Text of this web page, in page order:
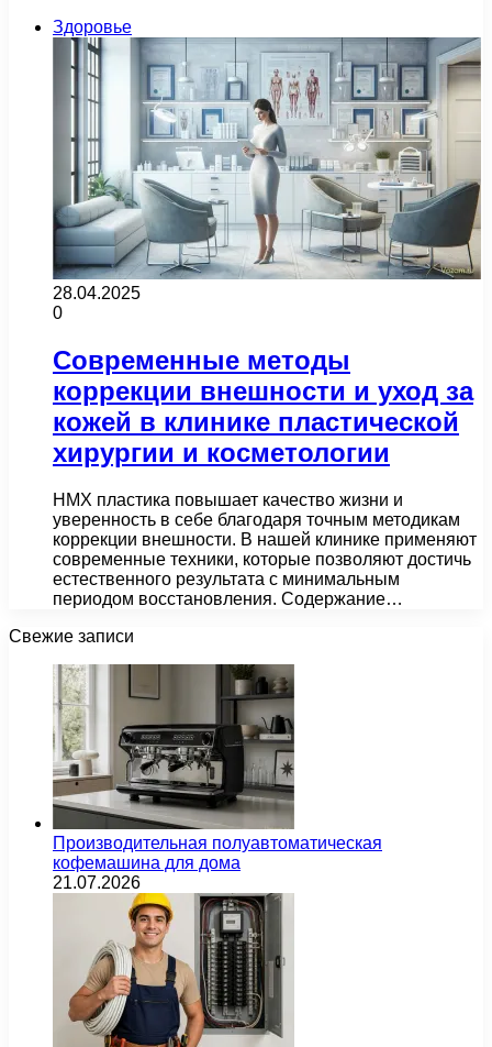
Здоровье
28.04.2025
0
Современные методы
коррекции внешности и уход за
кожей в клинике пластической
хирургии и косметологии
НМХ пластика повышает качество жизни и
уверенность в себе благодаря точным методикам
коррекции внешности. В нашей клинике применяют
современные техники, которые позволяют достичь
естественного результата с минимальным
периодом восстановления. Содержание…
Свежие записи
Производительная полуавтоматическая
кофемашина для дома
21.07.2026